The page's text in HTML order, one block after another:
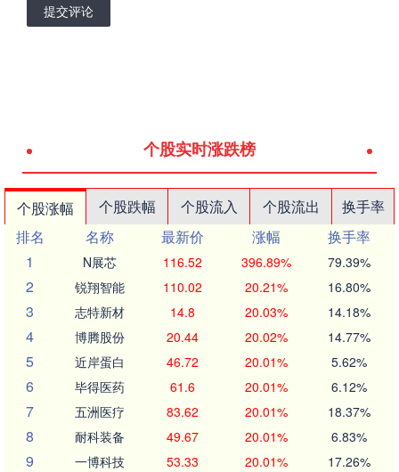
提交评论
个股实时涨跌榜
个股涨幅 个股跌幅 个股流入 个股流出
换手率
排名
名称 最新价 涨幅
换手率
1
N展芯 116.52 396.89% 79.39%
2 锐翔智能 110.02 20.21% 16.80%
3 志特新材 14.8 20.03% 14.18%
4 博腾股份 20.44 20.02% 14.77%
5 近岸蛋白 46.72 20.01% 5.62%
6 毕得医药 61.6 20.01% 6.12%
7 五洲医疗 83.62 20.01% 18.37%
8 耐科装备 49.67 20.01% 6.83%
9 一博科技 53.33 20.01% 17.26%